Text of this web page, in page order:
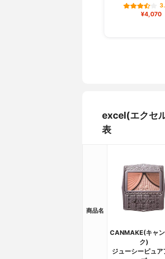
¥4,070
excel(エクセ
表
商品名
CANMAKE(キャ
ク)
ジューシーピュア